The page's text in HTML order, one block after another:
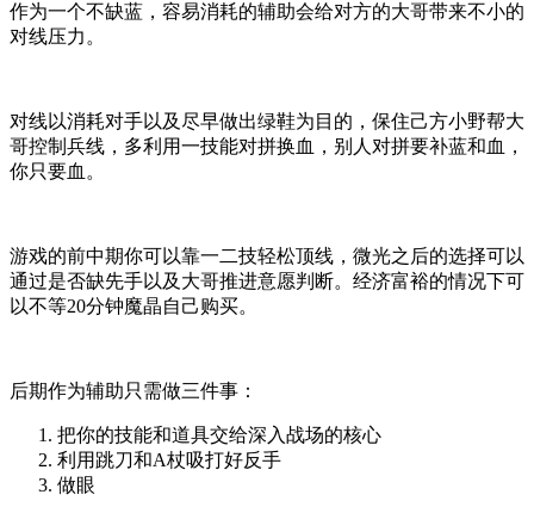
作为一个不缺蓝，容易消耗的辅助会给对方的大哥带来不小的
对线压力。
对线以消耗对手以及尽早做出绿鞋为目的，保住己方小野帮大
哥控制兵线，多利用一技能对拼换血，别人对拼要补蓝和血，
你只要血。
游戏的前中期你可以靠一二技轻松顶线，微光之后的选择可以
通过是否缺先手以及大哥推进意愿判断。经济富裕的情况下可
以不等20分钟魔晶自己购买。
后期作为辅助只需做三件事：
把你的技能和道具交给深入战场的核心
利用跳刀和A杖吸打好反手
做眼